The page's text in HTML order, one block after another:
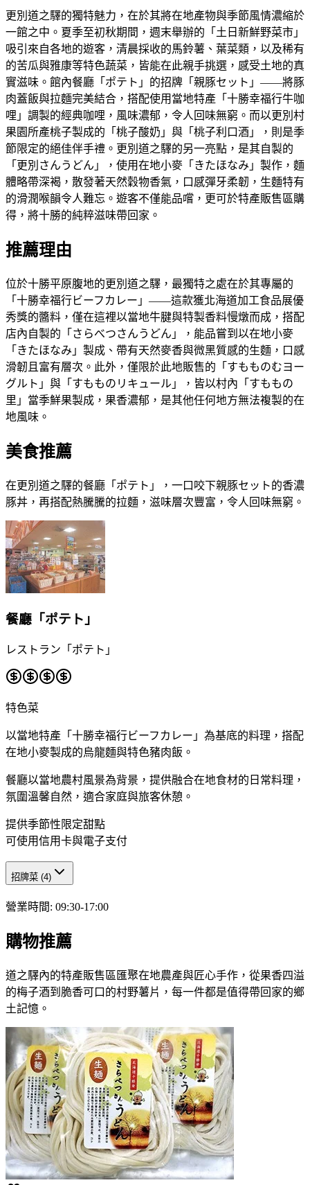
更別道之驛的獨特魅力，在於其將在地產物與季節風情濃縮於
一館之中。夏季至初秋期間，週末舉辦的「土日新鮮野菜市」
吸引來自各地的遊客，清晨採收的馬鈴薯、葉菜類，以及稀有
的苦瓜與雅康等特色蔬菜，皆能在此親手挑選，感受土地的真
實滋味。館內餐廳「ポテト」的招牌「親豚セット」——將豚
肉蓋飯與拉麵完美結合，搭配使用當地特產「十勝幸福行牛咖
哩」調製的經典咖哩，風味濃郁，令人回味無窮。而以更別村
果園所產桃子製成的「桃子酸奶」與「桃子利口酒」，則是季
節限定的絕佳伴手禮。更別道之驛的另一亮點，是其自製的
「更別さんうどん」，使用在地小麥「きたほなみ」製作，麵
體略帶深褐，散發著天然穀物香氣，口感彈牙柔韌，生麵特有
的滑潤喉韻令人難忘。遊客不僅能品嚐，更可於特產販售區購
得，將十勝的純粹滋味帶回家。
推薦理由
位於十勝平原腹地的更別道之驛，最獨特之處在於其專屬的
「十勝幸福行ビーフカレー」——這款獲北海道加工食品展優
秀獎的醬料，僅在這裡以當地牛腱與特製香料慢燉而成，搭配
店內自製的「さらべつさんうどん」，能品嘗到以在地小麥
「きたほなみ」製成、帶有天然麥香與微黑質感的生麵，口感
滑韌且富有層次。此外，僅限於此地販售的「すもものむヨー
グルト」與「すもものリキュール」，皆以村內「すももの
里」當季鮮果製成，果香濃郁，是其他任何地方無法複製的在
地風味。
美食推薦
在更別道之驛的餐廳「ポテト」，一口咬下親豚セット的香濃
豚丼，再搭配熱騰騰的拉麵，滋味層次豐富，令人回味無窮。
餐廳「ポテト」
レストラン「ポテト」
特色菜
以當地特產「十勝幸福行ビーフカレー」為基底的料理，搭配
在地小麥製成的烏龍麵與特色豬肉飯。
餐廳以當地農村風景為背景，提供融合在地食材的日常料理，
氛圍溫馨自然，適合家庭與旅客休憩。
提供季節性限定甜點
可使用信用卡與電子支付
招牌菜 (4)
營業時間: 09:30-17:00
購物推薦
道之驛內的特產販售區匯聚在地農產與匠心手作，從果香四溢
的梅子酒到脆香可口的村野薯片，每一件都是值得帶回家的鄉
土記憶。